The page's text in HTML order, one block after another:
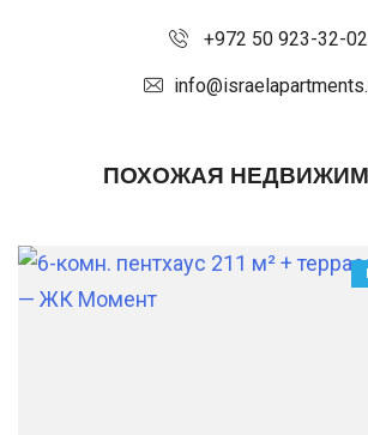
+972 50 923-32-02
ПОХОЖАЯ